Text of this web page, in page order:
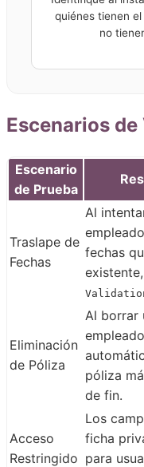
quiénes tienen
no
Escenarios
Escenario
de Prueba
Traslape de
Fechas
Al
fechas
Eliminación
de Póliza
Al borrar
póliza
de fin.
Acceso
Restringido
Los
ficha
para